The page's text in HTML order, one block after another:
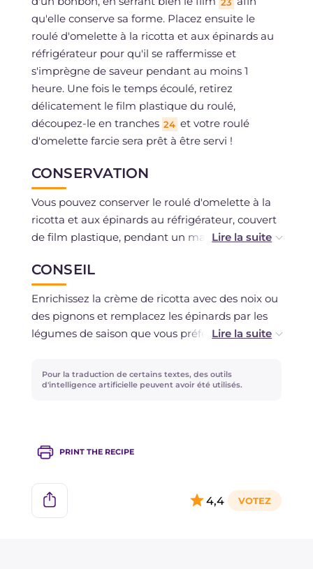
23
qu'elle conserve sa forme. Placez ensuite le
roulé d'omelette à la ricotta et aux épinards au
réfrigérateur pour qu'il se raffermisse et
s'imprègne de saveur pendant au moins 1
heure. Une fois le temps écoulé, retirez
délicatement le film plastique du roulé,
découpez-le en tranches 24 et votre roulé
d'omelette farcie sera prêt à être servi !
CONSERVATION
Vous pouvez conserver le roulé d'omelette à la
ricotta et aux épinards au réfrigérateur, couvert
de film plastique, pendant un maximum de 2
CONSEIL
Enrichissez la crème de ricotta avec des noix ou
des pignons et remplacez les épinards par les
légumes de saison que vous préférez ! Un
chicorée légèrement poêlée !
Pour la traduction de certains textes, des outils
d'intelligence artificielle peuvent avoir été utilisés.
PRINT THE RECIPE
4,4